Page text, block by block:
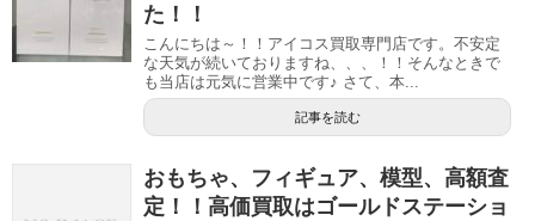
た！！
こんにちは～！！アイコス買取専門店です。不安定
な天気が続いておりますね、、、！！そんなときで
も当店は元気に営業中です♪ さて、本...
記事を読む
おもちゃ、フィギュア、模型、高額査
定！！高価買取はゴールドステーショ